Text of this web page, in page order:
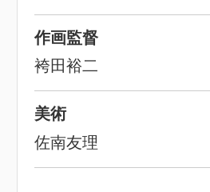
作画監督
袴田裕二
美術
佐南友理